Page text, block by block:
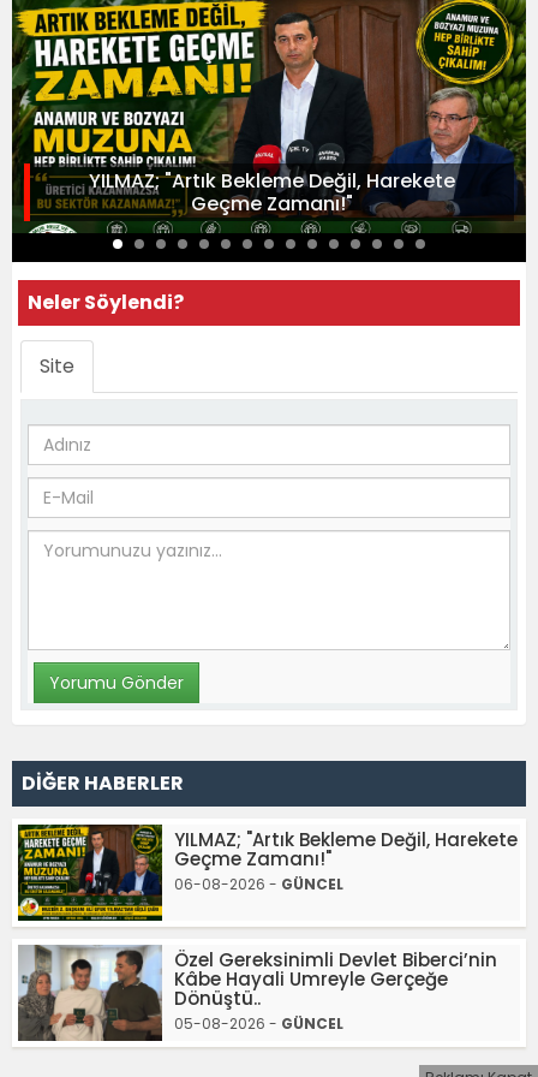
YILMAZ; "Artık Bekleme Değil, Harekete
Geçme Zamanı!"
Neler Söylendi?
Site
DİĞER HABERLER
YILMAZ; "Artık Bekleme Değil, Harekete
Geçme Zamanı!"
06-08-2026 - GÜNCEL
Özel Gereksinimli Devlet Biberci’nin
Kâbe Hayali Umreyle Gerçeğe
Dönüştü..
05-08-2026 - GÜNCEL